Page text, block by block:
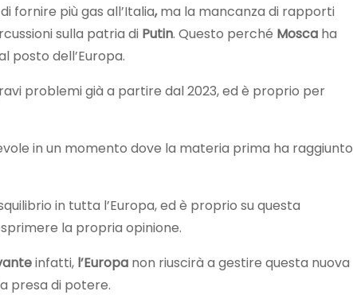
fornire più gas all’Italia,ma la mancanza di rapporti
sulla patria di Putin. Questo perché Mosca ha
posto dell’Europa.
problemi già a partire dal 2023, ed è proprio per
in un momento dove la materia prima ha raggiunto
in tutta l’Europa, ed è proprio su questa
la propria opinione.
infatti, l’Europa non riuscirà a gestire questa nuova
presa di potere.